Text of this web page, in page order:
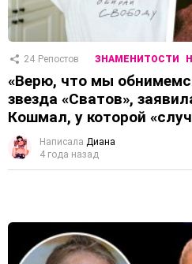
24 Репостов ЗНАМЕНИТОСТИ
«Верю, что мы
звезда «Сватов»,
Кошмал, у которой
Написала Диана
4 года назад